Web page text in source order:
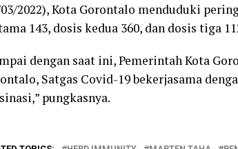
2022), Kota Gorontalo menduduki
143, dosis kedua 360, dan dosis tiga
dengan saat ini, Pemerintah Kota
Satgas Covid-19 bekerjasama
pungkasnya.